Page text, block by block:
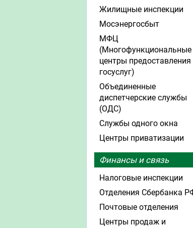
Жилищные инспекции
Мосэнергосбыт
МФЦ
(Многофункциональные
центры предоставления
госуслуг)
Объединенные
диспетчерские службы
(ОДС)
Службы одного окна
Центры приватизации
Финансы и связь
Налоговые инспекции
Отделения Сбербанка
Почтовые отделения
Центры продаж и